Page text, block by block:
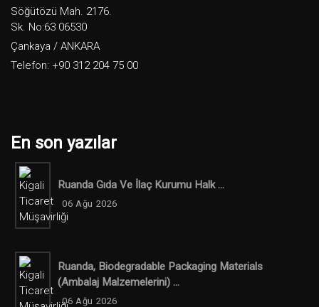
Söğütözü Mah. 2176.
Sk. No:63 06530
Çankaya / ANKARA
Telefon: +90 312 204 75 00
En son yazılar
Ruanda Gıda Ve İlaç Kurumu Halk ...
06 Ağu 2026
Ruanda, Biodegradable Packaging Materials
(ambalaj Malzemelerini) ...
06 Ağu 2026